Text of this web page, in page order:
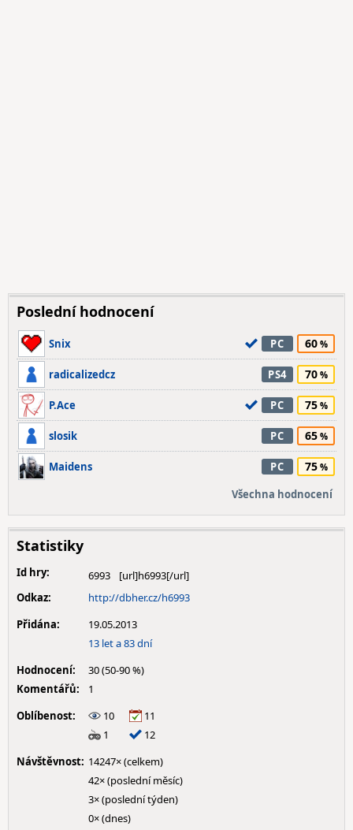
Poslední hodnocení
Snix PC 60
radicalizedcz PS4 70
P.Ace PC 75
slosik PC 65
Maidens PC 75
Všechna hodnocení
Statistiky
Id hry:
6993
Odkaz:
http://dbher.cz/h6993
Přidána:
19.05.2013
13 let a 83 dní
Hodnocení:
30 (50-90 %)
Komentářů:
1
Oblíbenost:
10
11
1
12
Návštěvnost: 14247× (celkem)
42× (poslední měsíc)
3× (poslední týden)
0× (dnes)